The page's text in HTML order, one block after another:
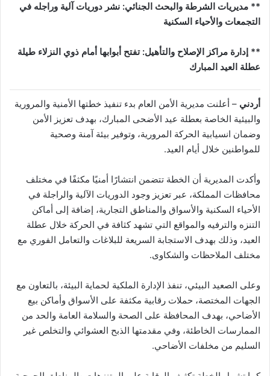
** مديريات الشرطة والبحث الجنائي: نشر دوريات آلية وراجله في
التجمعات والأحياء السكنية
** إدارة مراكز الإصلاح والتأهيل: تفتح أبوابها أمام ذوي النزلاء طيلة
عطلة العيد المبارك
أردني – أعلنت مديرية الأمن العام بدء تنفيذ خطتها الأمنية والمرورية
والبيئية الخاصة بعطلة عيد الأضحى المبارك، بهدف تعزيز الأمن
وضمان انسيابية الحركة المرورية، وتوفير بيئة آمنة وصحية
للمواطنين خلال أيام العيد.
وأكدت المديرية أن الخطة تتضمن انتشارًا أمنيًا مكثفًا في مختلف
محافظات المملكة، عبر تعزيز وجود الدوريات الآلية والراجلة في
الأحياء السكنية والأسواق والمناطق التجارية، إضافة إلى أماكن
التنزه والترفيه والمواقع التي تشهد كثافة في الحركة خلال عطلة
العيد، وذلك بهدف الاستجابة السريعة للبلاغات والتعامل الفوري مع
مختلف الملاحظات والشكاوى.
وعلى الصعيد البيئي، تنفذ الإدارة الملكية لحماية البيئة، بالتعاون مع
الجهات المختصة، حملات رقابية مكثفة على الأسواق وأماكن بيع
الأضاحي، بهدف المحافظة على الصحة والسلامة العامة والحد من
الممارسات الخاطئة، وفي مقدمتها الذبح العشوائي والتخلص غير
السليم من مخلفات الأضاحي.